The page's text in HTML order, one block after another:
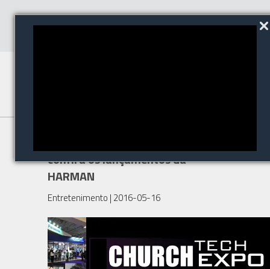
confira os lançamentos da
HARMAN
Entretenimento | 2016-05-16